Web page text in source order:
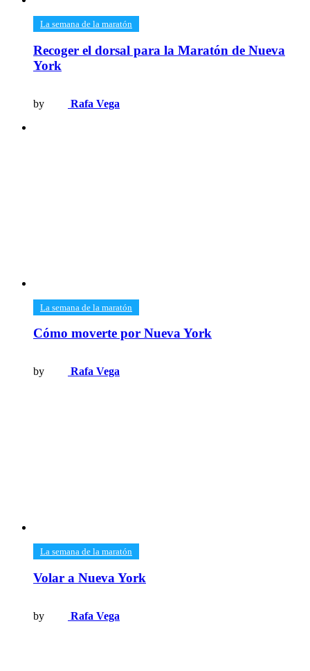
​La semana de la maratón
Recoger el dorsal para la Maratón de Nueva
York
by Rafa Vega
​La semana de la maratón
Cómo moverte por Nueva York
by Rafa Vega
​La semana de la maratón
Volar a Nueva York
by Rafa Vega